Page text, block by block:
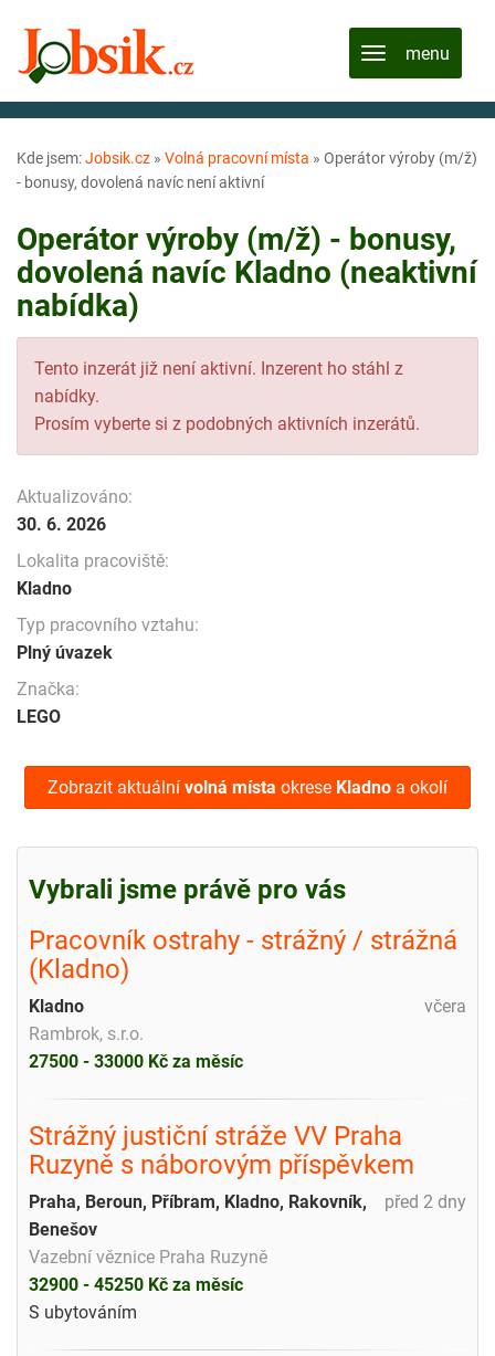
Kde jsem:Jobsik.cz » Volná pracovní místa » Operátor výroby (m/ž)
- bonusy, dovolená navíc není aktivní
Operátor výroby (m/ž) - bonusy,
dovolená navíc Kladno (neaktivní
nabídka)
Tento inzerát již není aktivní. Inzerent ho stáhl z
nabídky.
Prosím vyberte si z podobných aktivních inzerátů.
Aktualizováno:
30. 6. 2026
Lokalita pracoviště:
Kladno
Typ pracovního vztahu:
Plný úvazek
Značka:
LEGO
Zobrazit aktuální volná místa okrese Kladno a okolí
Vybrali jsme právě pro vás
Pracovník ostrahy - strážný / strážná
(Kladno)
včera
Kladno
Rambrok, s.r.o.
27500 - 33000 Kč za měsíc
Strážný justiční stráže VV Praha
Ruzyně s náborovým příspěvkem
před 2 dny
Praha, Beroun, Příbram, Kladno, Rakovník,
Benešov
Vazební věznice Praha Ruzyně
32900 - 45250 Kč za měsíc
S ubytováním